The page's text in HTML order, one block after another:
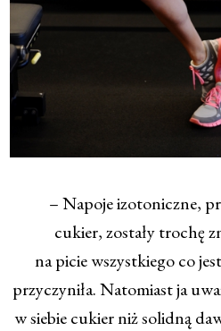
– Napoje izotoniczne,
cukier, zostały trochę
na picie wszystkiego co
przyczyniła. Natomiast ja
w siebie cukier niż solidną